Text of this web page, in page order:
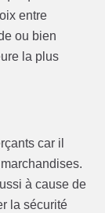
entre
ou bien
la plus
car il
à cause de
la sécurité